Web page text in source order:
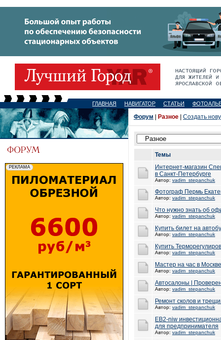
ГЛАВНАЯ НАВИГАТОР СТАТЬИ
Форум Разное Создать
Темы
Интернет-магазин
в Санкт-Петербурге
Автор: vadim_stepanchuk
Фотограф Пермь
Автор: vadim_stepanchuk
Что нужно знать об
Автор: vadim_stepanchuk
Купить билет на
Автор: vadim_stepanchuk
Купить
Автор: vadim_stepanchuk
Мастер на час в
Автор: vadim_stepanchuk
Автосалоны |
Автор: vadim_stepanchuk
Ремонт сколов и
Автор: vadim_stepanchuk
EB2-niw
для предпринимателя
Автор: vadim_stepanchuk